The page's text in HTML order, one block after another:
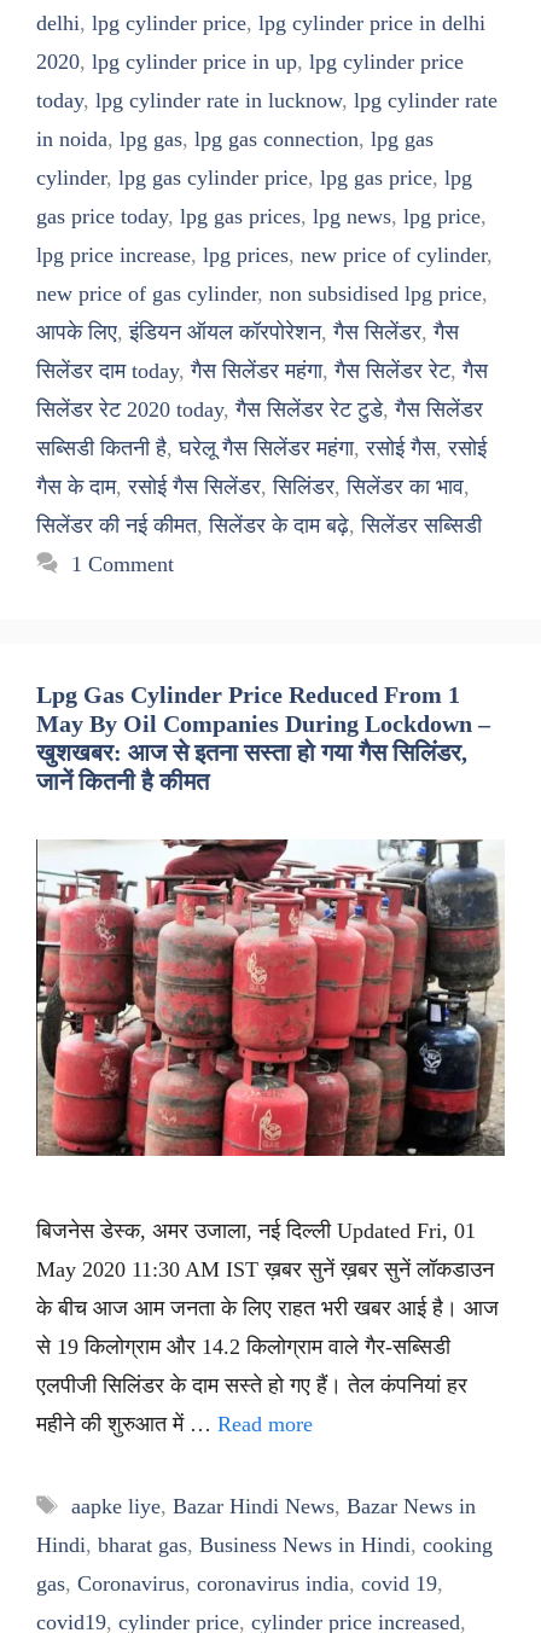
delhi, lpg cylinder price, lpg cylinder price in delhi
2020, lpg cylinder price in up, lpg cylinder price
today, lpg cylinder rate in lucknow, lpg cylinder rate
in noida, lpg gas, lpg gas connection, lpg gas
cylinder, lpg gas cylinder price, lpg gas price, lpg
gas price today, lpg gas prices, lpg news, lpg price,
lpg price increase, lpg prices, new price of cylinder,
new price of gas cylinder, non subsidised lpg price,
आपके लिए,इंडियन ऑयल कॉरपोरेशन,गैस सिलेंडर,गैस
सिलेंडर दाम today,गैस सिलेंडर महंगा,गैस सिलेंडर रेट,गैस
सिलेंडर रेट 2020 today,गैस सिलेंडर रेट टुडे,गैस सिलेंडर
सब्सिडी कितनी है,घरेलू गैस सिलेंडर महंगा,रसोई गैस,रसोई
गैस के दाम,रसोई गैस सिलेंडर,सिलिंडर,सिलेंडर का भाव,
सिलेंडर की नई कीमत,सिलेंडर के दाम बढ़े,सिलेंडर सब्सिडी
1 Comment
Lpg Gas Cylinder Price Reduced From 1
May By Oil Companies During Lockdown –
खुशखबर: आज से इतना सस्ता हो गया गैस सिलिंडर,
जानें कितनी है कीमत
बिजनेस डेस्क, अमर उजाला, नई दिल्ली Updated Fri, 01
May 2020 11:30 AM IST ख़बर सुनें ख़बर सुनें लॉकडाउन
के बीच आज आम जनता के लिए राहत भरी खबर आई है। आज
से 19 किलोग्राम और 14.2 किलोग्राम वाले गैर-सब्सिडी
एलपीजी सिलिंडर के दाम सस्ते हो गए हैं। तेल कंपनियां हर
महीने की शुरुआत में … Read more
Tags
aapke liye, Bazar Hindi News, Bazar News in
Hindi, bharat gas, Business News in Hindi, cooking
gas, Coronavirus, coronavirus india, covid 19,
covid19, cylinder price, cylinder price increased,